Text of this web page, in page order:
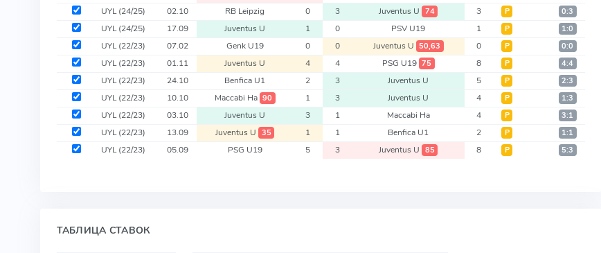
UYL(24/25) 02.10 RB Leipzig 0 3 Juventus U 74 3 Р 0:3
UYL(24/25) 17.09 Juventus U 1 0 PSV U19 1 Р 1:0
UYL(22/23) 07.02 Genk U19 0 0 Juventus U 50,63 0 Р 0:0
UYL(22/23) 01.11 Juventus U 4 4 PSG U19 75 8 Р 4:4
UYL(22/23) 24.10 Benfica U1 2 3 Juventus U 5 Р 2:3
UYL(22/23) 10.10 Maccabi Ha 90 1 3 Juventus U 4 Р 1:3
UYL(22/23) 03.10 Juventus U 3 1 Maccabi Ha 4 Р 3:1
UYL(22/23) 13.09 Juventus U 35 1 1 Benfica U1 2 Р 1:1
UYL(22/23) 05.09 PSG U19 5 3 Juventus U 85 8 Р 5:3
ТАБЛИЦА СТАВОК